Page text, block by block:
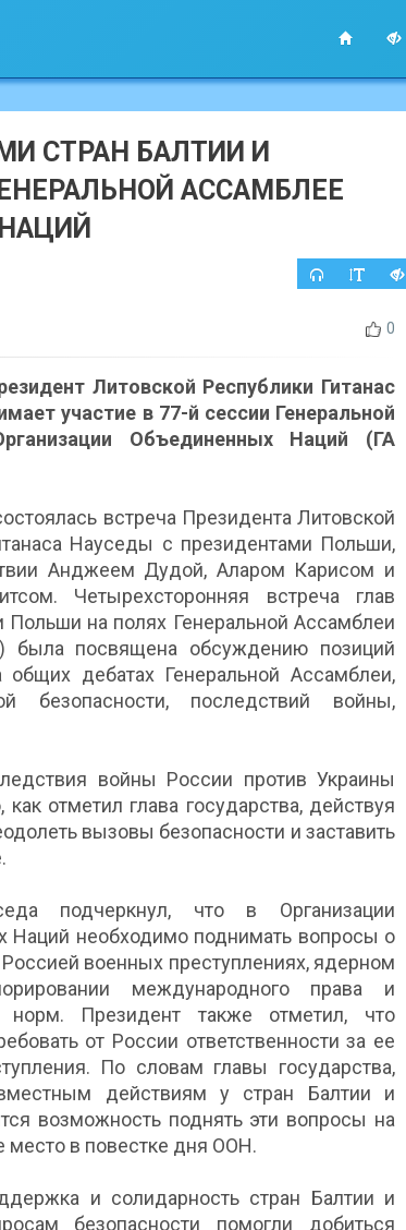
СТРАН БАЛТИИ И
АССАМБЛЕЕ
0
Литовской Республики Гитанас
участие в 77-й сессии Генеральной
Объединенных Наций (ГА
встреча Президента Литовской
Науседы с президентами Польши,
Анджеем Дудой, Аларом Карисом и
Четырехсторонняя встреча глав
Польши на полях Генеральной Ассамблеи
посвящена обсуждению позиций
общих дебатах Генеральной Ассамблеи,
безопасности, последствий войны,
войны России против Украины
отметил глава государства, действуя
вызовы безопасности и заставить
подчеркнул, что в Организации
Наций необходимо поднимать вопросы о
военных преступлениях, ядерном
международного права и
норм. Президент также отметил, что
от России ответственности за ее
По словам главы государства,
действиям у стран Балтии и
возможность поднять эти вопросы на
место в повестке дня ООН.
и солидарность стран Балтии и
безопасности помогли добиться